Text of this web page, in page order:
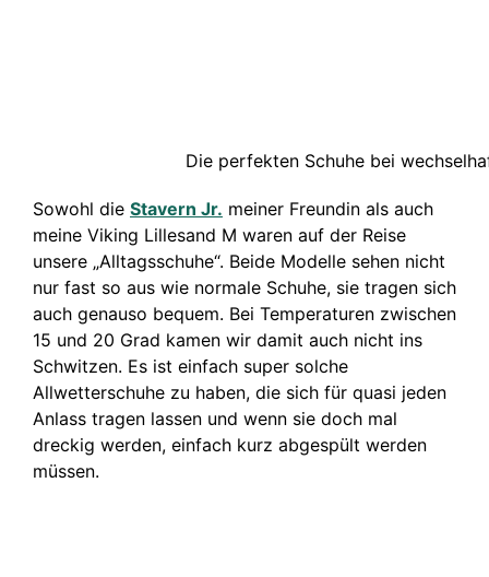
Die perfekten Schuhe bei
Sowohl die Stavern Jr. meiner Freundin als auch
meine Viking Lillesand M waren auf der Reise
unsere „Alltagsschuhe“. Beide Modelle sehen nicht
nur fast so aus wie normale Schuhe, sie tragen sich
auch genauso bequem. Bei Temperaturen zwischen
15 und 20 Grad kamen wir damit auch nicht ins
Schwitzen. Es ist einfach super solche
Allwetterschuhe zu haben, die sich für quasi jeden
Anlass tragen lassen und wenn sie doch mal
dreckig werden, einfach kurz abgespült werden
müssen.